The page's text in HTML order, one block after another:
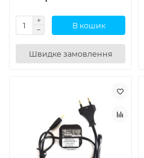
В кошик
Швидке замовлення